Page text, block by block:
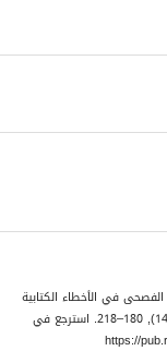
الفصحى في الأخطاء الكتابية
(146), 180–218. استرجع في